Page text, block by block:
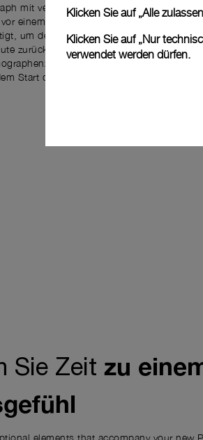
mit vertikaler Kupplung und Schaltrad
einem Ereignis zu messen, indem er
um den Countdown zu starten. Der
zurückgesetzt. Der START-Drücker auf
und gewährleistet dadurch
Start der Segelregatta.
Sie Zeit zu
elements that accompany your new
Klicken Sie auf „Alle
Klicken Sie auf „Nur
verwendet werden dürfen.